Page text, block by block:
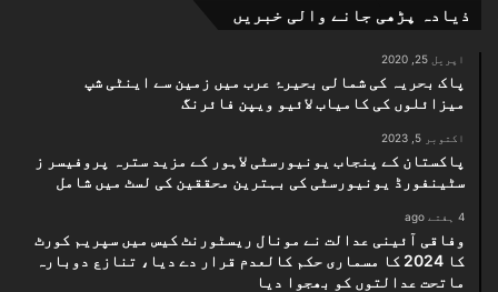
ذیادہ پڑھی جانے والی خبریں
اپریل 25, 2020
پاک بحریہ کی شمالی بحیرۂ عرب میں زمین سے اینٹی شپ
میزائلوں کی کامیاب لائیو ویپن فائرنگ
اکتوبر 5, 2023
پاکستان کے پنجاب یونیورسٹی لاہور کے مزید سترہ پروفیسر ز
سٹینفورڈ یونیورسٹی کی بہترین محققین کی لسٹ میں شامل
4 ہفتے ago
وفاقی آئینی عدالت نے مونال ریسٹورنٹ کیس میں سپریم کورٹ
کا 2024 کا مسماری حکم کالعدم قرار دے دیا، تنازع دوبارہ
ماتحت عدالتوں کو بھجوا دیا